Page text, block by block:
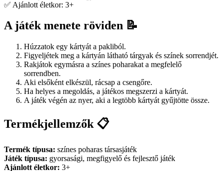
✅ Ajánlott életkor: 3+
A játék menete röviden 📝
Húzzatok egy kártyát a pakliból.
Figyeljétek meg a kártyán látható tárgyak és színek sorrendjét.
Rakjátok egymásra a színes poharakat a megfelelő
sorrendben.
Aki elsőként elkészül, rácsap a csengőre.
Ha helyes a megoldás, a játékos megszerzi a kártyát.
A játék végén az nyer, aki a legtöbb kártyát gyűjtötte össze.
Termékjellemzők 📋
Termék típusa: színes poharas társasjáték
Játék típusa: gyorsasági, megfigyelő és fejlesztő játék
Ajánlott életkor: 3+